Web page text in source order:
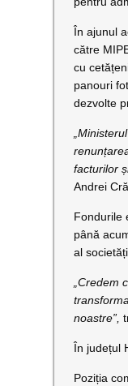
În ajunul
către
cu
panouri
dezvolte
facturilor
Andrei
Fondurile
până
al
„Credem
noastre”,
În județul
Poziția